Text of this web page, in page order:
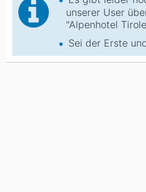
unserer User
"Alpenhotel
Sei der Erste